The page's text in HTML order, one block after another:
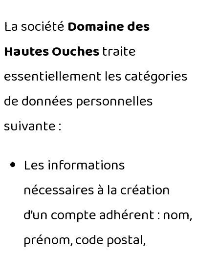
La sociétéDomaine des
Hautes Ouchestraite
essentiellement les catégories
de données personnelles
suivante :
Les informations
nécessaires à la création
d’un compte adhérent : nom,
prénom, code postal,